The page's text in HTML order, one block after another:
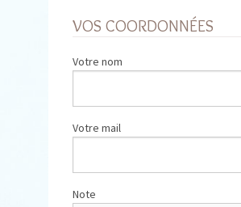
VOS COORDONNÉES
Votre nom
Votre mail
Note